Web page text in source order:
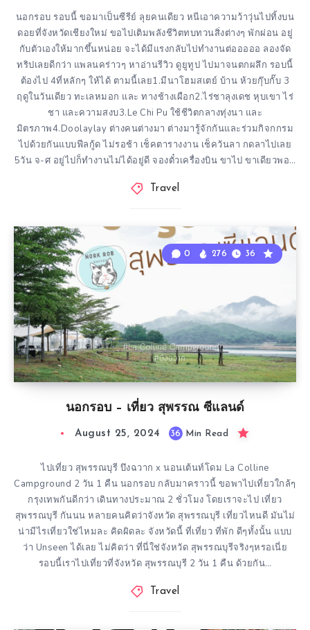
นอกรอบ รอบนี้ ขอมาเป็นซีรีย์ ลุยคนเดียว หนีเอาความว้าวุ่นไปทิ้งบน
ดอยที่จังหวัดเชียงใหม่ ขอไปเติมพลังชีวิตทบทวนสิ่งต่างๆ พักผ่อน อยู่
กับตัวเองให้มากขึ้นหน่อย จะได้มีแรงกลับไปทำงานต่อออออ ลองจัด
ทริปเลยดีกว่า แพลนคร่าวๆ หาอ่านรีวิว ดูยูทูป ไปมาจนตกผลึก รอบนี้
ต้องไป 4ที่หลักๆ ให้ได้ ตามนี้เลย1.มีนาโฮมสเตย์ บ้าน ห้วยกุ๊บกั๊บ 3
ฤดูในวันเดียว ทะเลหมอก และ ทางช้างเผือก2.ไร่ชาลุงเดช หุบเขา ไร่
ชา และความสงบ3.Le Chi Pu ใช้ชีวิตกลางทุ่งนา และ
มิตรภาพ4.Doolaylay ต่างคนต่างมา ต่างมารู้จักกันและร่วมกิจกกรม
ไปด้วยกันแบบฟีลกู้ด ไม่รอช้า เช็คตารางงาน เช็ควันลา กดลาไปเลย
5วัน จ-ศ อยู่ไปก็ทำงานไม่ได้อยู่ดี จองตั๋วเครื่องบิน ขาไป ขาเดียวพอ…
Travel
นอกรอบ – เที่ยว สุพรรณ ซีแลนด์
0 276 36
August 25, 2024 36 Min Read
ไปเที่ยว สุพรรณบุรี บึงฉวาก x นอนเต้นท์โดม La Colline
Campground 2 วัน 1 คืน นอกรอบ กลับมาคราวนี้ ขอพาไปเที่ยวใกล้ๆ
กรุงเทพกันดีกว่า เดินทางประมาณ 2 ชั่วโมง โดยเราจะไป เที่ยว
สุพรรณบุรี กันนน หลายคนคิดว่าจังหวัด สุพรรณบุรี เที่ยวไหนดี มันไม่
น่ามีไรเที่ยวใช่ไหมละ คิดผิดละ จังหวัดนี้ ที่เที่ยว ที่พัก ดีๆทั้งนั้น แบบ
ว่า Unseen ได้เลย ไม่คิดว่า ที่นี่ใช่จังหวัด สุพรรณบุรีจริงๆหรอเนี่ย
รอบนี้เราไปเที่ยวที่จังหวัด สุพรรณบุรี 2 วัน 1 คืน ด้วยกัน…
Travel